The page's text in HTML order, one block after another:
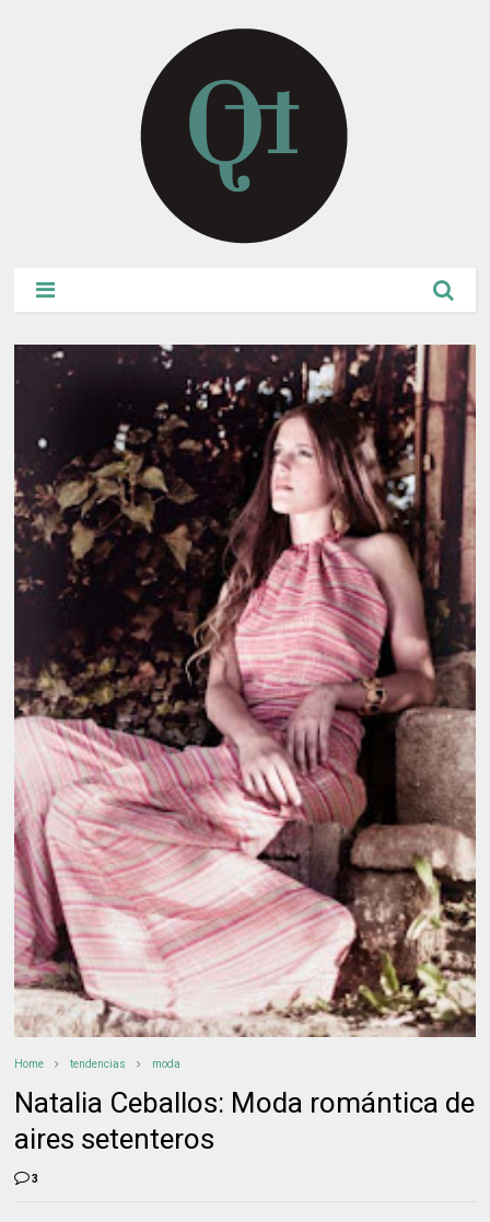
Home tendencias moda
Natalia Ceballos: Moda romántica de
aires setenteros
3